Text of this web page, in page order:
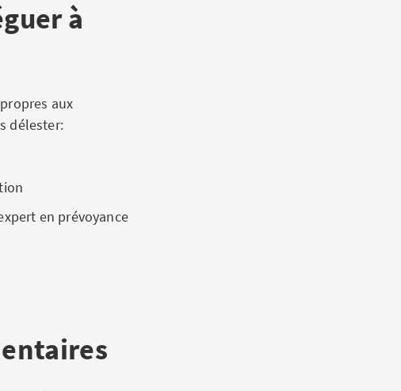
à
aux
délester:
en prévoyance